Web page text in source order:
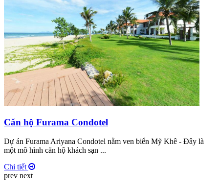
Căn hộ Furama Condotel
Dự án Furama Ariyana Condotel nằm ven biển Mỹ Khê - Đây là
một mô hình căn hộ khách sạn ...
Chi tiết
prev next